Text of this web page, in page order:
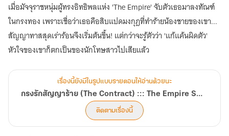
Contract)
:::
The
Empire
Series
เมื่อมัจจุราชหนุ่มผู้ทรงอิทธิพลแห่ง 'The Empire' จับตัวเธอมาลงทัณฑ์
ในกรงทอง เพราะเชื่อว่าเธอคือสิบแปดมงกุฎที่ทำร้ายน้องชายของเขา...
สัญญาทาสสุดเร่าร้อนจึงเริ่มต้นขึ้น! แต่กว่าจะรู้ตัวว่า 'แก้แค้นผิดตัว'
หัวใจของเขาก็ตกเป็นของนักโทษสาวไปเสียแล้ว
เรื่องนี้ยังมีในรูปแบบรายตอนให้อ่านด้วยนะ
กรงรักสัญญาร้าย (The Contract) ::: The Empire Series
ติดตามเรื่องนี้